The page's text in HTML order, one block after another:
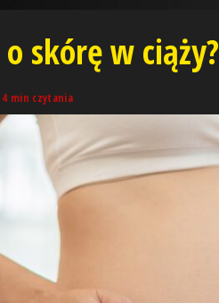
o skórę w ciąży?
4 min czytania